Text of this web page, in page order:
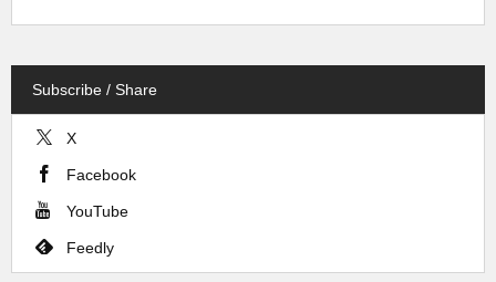
Subscribe / Share
X
Facebook
YouTube
Feedly